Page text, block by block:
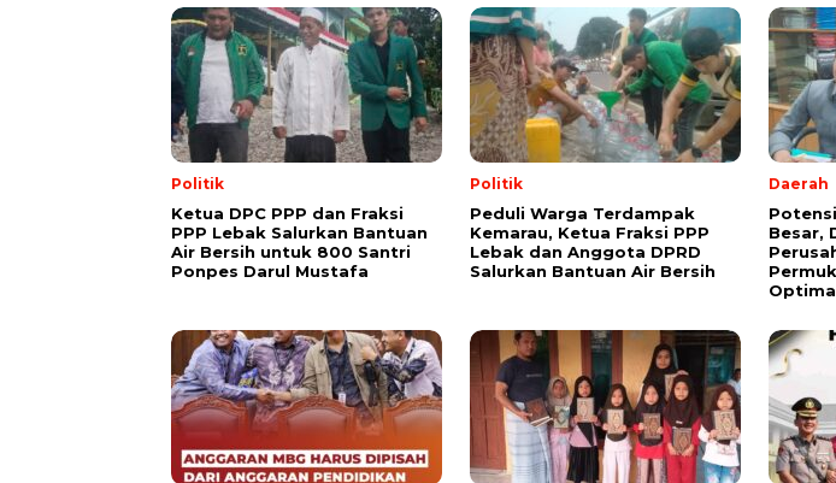
Politik
Ketua DPC PPP dan Fraksi
PPP Lebak Salurkan Bantuan
Air Bersih untuk 800 Santri
Ponpes Darul Mustafa
Politik
Peduli Warga Terdampak
Kemarau, Ketua Fraksi PPP
Lebak dan Anggota DPRD
Salurkan Bantuan Air Bersih
Daerah
Besar,